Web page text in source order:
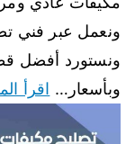
ونعمل عبر فني
ونستورد أفضل
وبأسعار… اقرأ